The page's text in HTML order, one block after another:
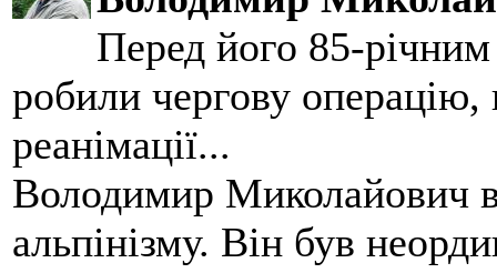
Перед його 85-
робили чергову операцію,
реанімації...
Володимир Миколайович
альпінізму. Він був